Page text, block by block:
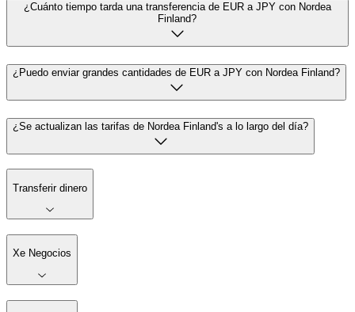
¿Cuánto tiempo tarda una transferencia de EUR a JPY con Nordea
Finland?
¿Puedo enviar grandes cantidades de EUR a JPY con Nordea Finland?
¿Se actualizan las tarifas de Nordea Finland's a lo largo del día?
Transferir dinero
Xe Negocios